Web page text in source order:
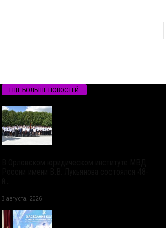
ЕЩЁ БОЛЬШЕ НОВОСТЕЙ
3 августа, 2026